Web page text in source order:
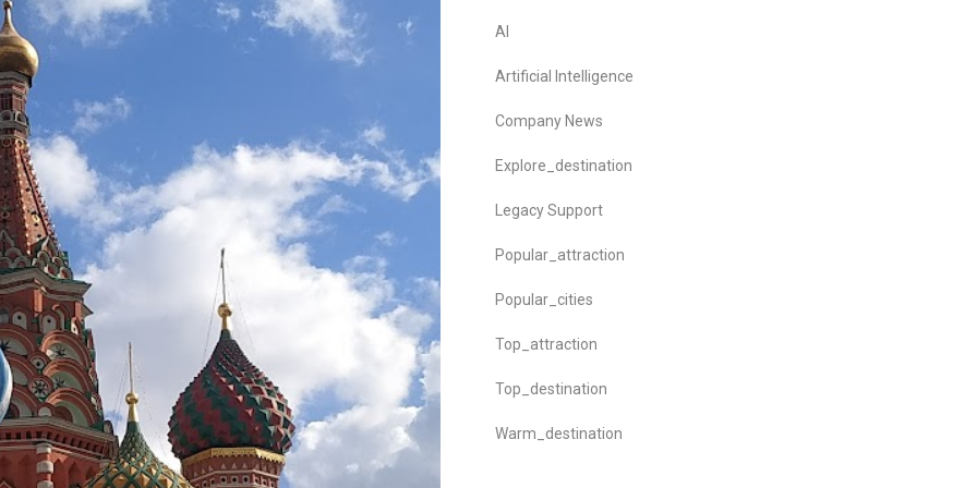
AI
Artificial Intelligence
Company News
Explore_destination
Legacy Support
Popular_attraction
Popular_cities
Top_attraction
Top_destination
Warm_destination